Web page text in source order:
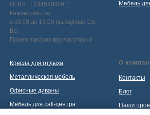
ОГРН 1123459005911
Режим работы:
с 09:00 до 18:00 (выходные Сб,
Вс)
Прием заказов круглосуточно
Мебель
Кресла для отдыха
Металлическая мебель
Офисные диваны
Мебель для call-центра
О
Контакты
Блог
Наши